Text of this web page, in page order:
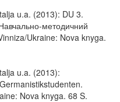
u.a. (2013): DU 3.
методичний
Ukraine: Nova knyga.
u.a. (2013):
Nova knyga. 68 S.